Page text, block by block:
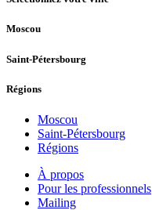
Moscou
Saint-Pétersbourg
Régions
Moscou
Saint-Pétersbourg
Régions
À propos
Pour les professionnels
Mailing